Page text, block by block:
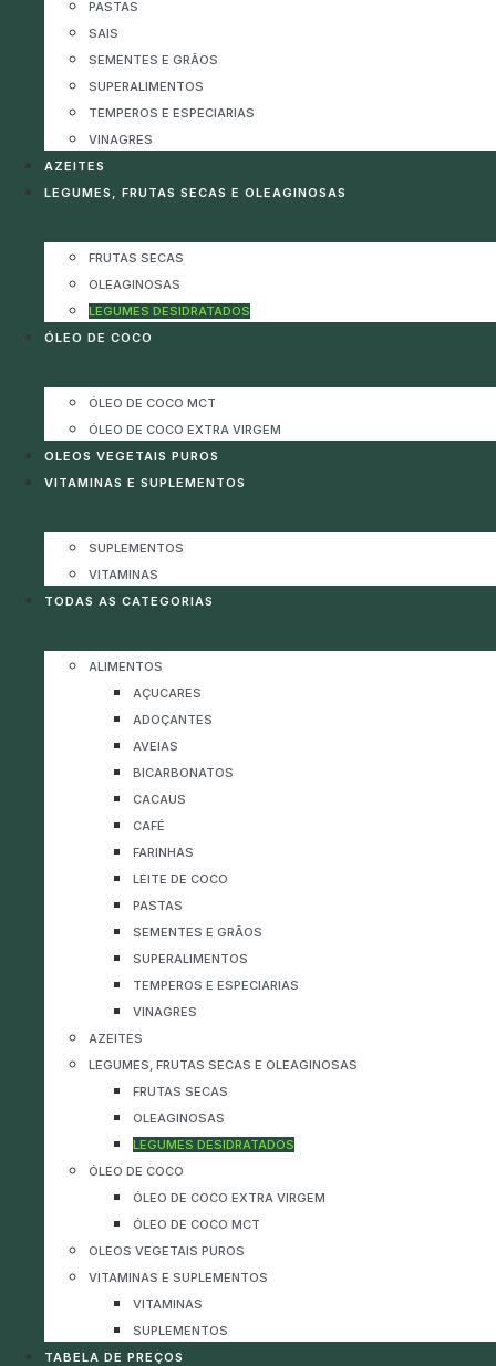
PASTAS
SAIS
SEMENTES E GRÃOS
SUPERALIMENTOS
TEMPEROS E ESPECIARIAS
VINAGRES
AZEITES
LEGUMES, FRUTAS SECAS E OLEAGINOSAS
FRUTAS SECAS
OLEAGINOSAS
LEGUMES DESIDRATADOS
ÓLEO DE COCO
ÓLEO DE COCO MCT
ÓLEO DE COCO EXTRA VIRGEM
OLEOS VEGETAIS PUROS
VITAMINAS E SUPLEMENTOS
SUPLEMENTOS
VITAMINAS
TODAS AS CATEGORIAS
ALIMENTOS
AÇUCARES
ADOÇANTES
AVEIAS
BICARBONATOS
CACAUS
CAFÉ
FARINHAS
LEITE DE COCO
PASTAS
SEMENTES E GRÃOS
SUPERALIMENTOS
TEMPEROS E ESPECIARIAS
VINAGRES
AZEITES
LEGUMES, FRUTAS SECAS E OLEAGINOSAS
FRUTAS SECAS
OLEAGINOSAS
LEGUMES DESIDRATADOS
ÓLEO DE COCO
ÓLEO DE COCO EXTRA VIRGEM
ÓLEO DE COCO MCT
OLEOS VEGETAIS PUROS
VITAMINAS E SUPLEMENTOS
VITAMINAS
SUPLEMENTOS
TABELA DE PREÇOS